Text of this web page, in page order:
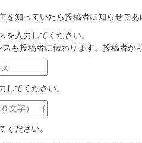
を知っていたら投稿者に知らせてあ
を入力してください。
も投稿者に伝わります。投稿者か
してください。
ください。